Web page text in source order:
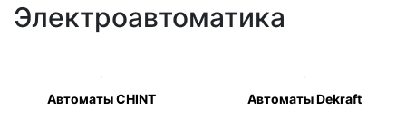
Электроавтоматика
Автоматы CHINT Автоматы Dekraft